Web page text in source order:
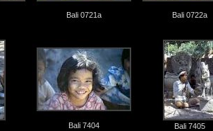
Bali 0721a Bali 0722a
Bali 7404 Bali 7405